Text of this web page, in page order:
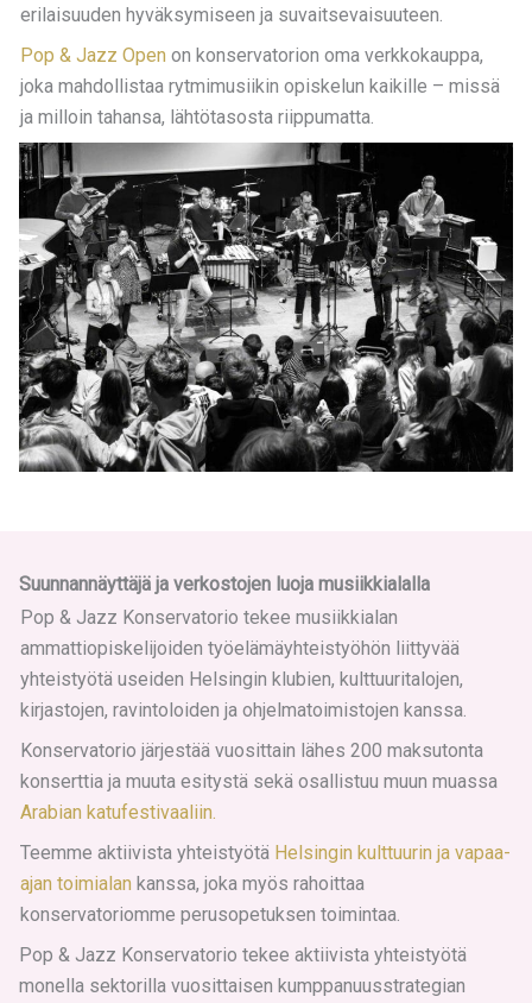
erilaisuuden hyväksymiseen ja suvaitsevaisuuteen.
Pop & Jazz Open on konservatorion oma verkkokauppa,
joka mahdollistaa rytmimusiikin opiskelun kaikille – missä
ja milloin tahansa, lähtötasosta riippumatta.
Suunnannäyttäjä ja verkostojen luoja musiikkialalla
Pop & Jazz Konservatorio tekee aktiivista yhteistyötä
monella sektorilla vuosittaisen kumppanuusstrategian
Pop & Jazz Konservatorio tekee musiikkialan
ammattiopiskelijoiden työelämäyhteistyöhön liittyvää
yhteistyötä useiden Helsingin klubien, kulttuuritalojen,
kirjastojen, ravintoloiden ja ohjelmatoimistojen kanssa.
Konservatorio järjestää vuosittain lähes 200 maksutonta
konserttia ja muuta esitystä sekä osallistuu muun muassa
Arabian katufestivaaliin.
Teemme aktiivista yhteistyötä Helsingin kulttuurin ja vapaa-
ajan toimialan kanssa, joka myös rahoittaa
konservatoriomme perusopetuksen toimintaa.